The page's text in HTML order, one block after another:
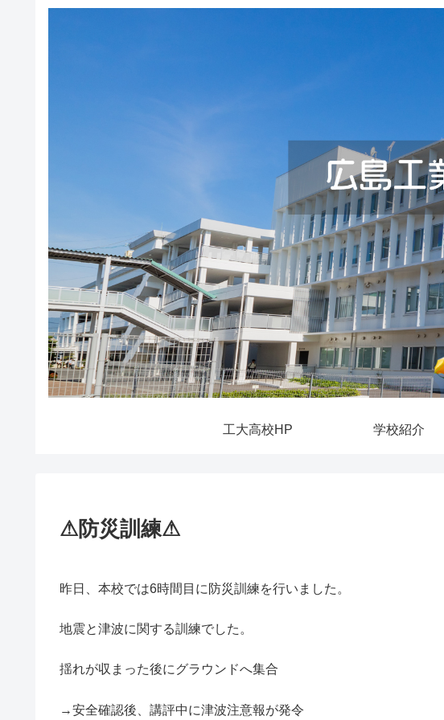
工大高校HP 学校紹介
⚠防災訓練⚠
昨日、本校では6時間目に防災訓練を行いました。
地震と津波に関する訓練でした。
揺れが収まった後にグラウンドへ集合
→安全確認後、講評中に津波注意報が発令